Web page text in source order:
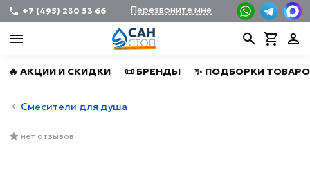
+7 (495) 230 53 66 Перезвоните мне
🔥 АКЦИИ И СКИДКИ 📜 БРЕНДЫ ✨ ПОДБОРКИ
Смесители для душа
нет отзывов